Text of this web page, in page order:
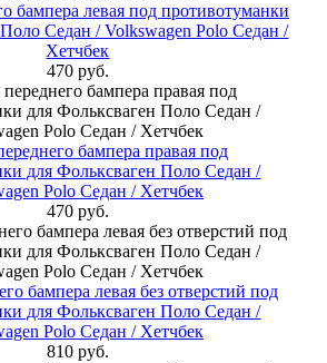
бампера левая под противотуманки
Cедан / Volkswagen Polo Седан /
Хетчбек
470 руб.
бампера правая под
для Фольксваген Поло Cедан /
Polo Седан / Хетчбек
470 руб.
бампера левая без отверстий под
для Фольксваген Поло Cедан /
Polo Седан / Хетчбек
810 руб.